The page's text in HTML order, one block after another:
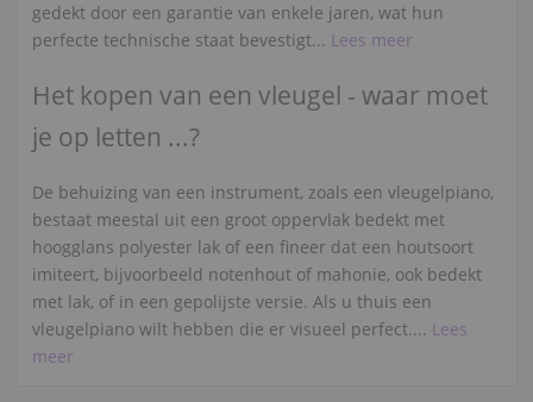
gedekt door een garantie van enkele jaren, wat hun
perfecte technische staat bevestigt... Lees meer
Het kopen van een vleugel - waar moet
je op letten ...?
De behuizing van een instrument, zoals een vleugelpiano,
bestaat meestal uit een groot oppervlak bedekt met
hoogglans polyester lak of een fineer dat een houtsoort
imiteert, bijvoorbeeld notenhout of mahonie, ook bedekt
met lak, of in een gepolijste versie. Als u thuis een
vleugelpiano wilt hebben die er visueel perfect.... Lees
meer